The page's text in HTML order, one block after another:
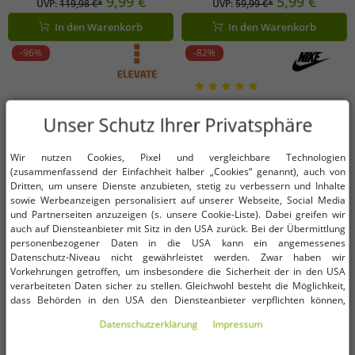
mit Eingriffstaschen
NF0A82300EA1 Blau
UVP:119,98 €*
In den Warenkorb
Eingrifftaschen NF0A82300EA1
Blau
UVP:59,99 €*
In den Warenkorb
-96% -82%
Unser Schutz Ihrer Privatsphäre
Wir nutzen Cookies, Pixel und vergleichbare Technologien
(zusammenfassend der Einfachheit halber „Cookies“ genannt), auch von
Dritten, um unsere Dienste anzubieten, stetig zu verbessern und Inhalte
sowie Werbeanzeigen personalisiert auf unserer Webseite, Social Media
und Partnerseiten anzuzeigen (s. unsere Cookie-Liste). Dabei greifen wir
auch auf Diensteanbieter mit Sitz in den USA zurück. Bei der Übermittlung
personenbezogener Daten in die USA kann ein angemessenes
Datenschutz-Niveau nicht gewährleistet werden. Zwar haben wir
Vorkehrungen getroffen, um insbesondere die Sicherheit der in den USA
verarbeiteten Daten sicher zu stellen. Gleichwohl besteht die Möglichkeit,
dass Behörden in den USA den Diensteanbieter verpflichten können,
im Einzelfall auf Basis entsprechender US-Gesetzgebung, ein wirksamer
Daten­schutz­erklärung Impressum